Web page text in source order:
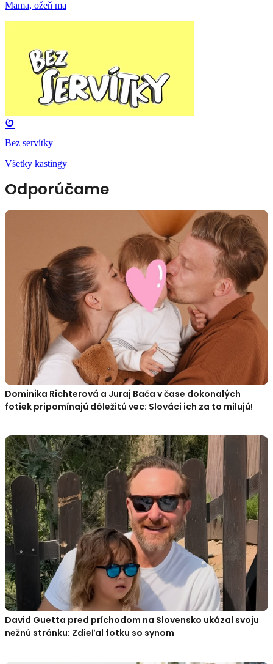
Mama, ožeň ma
Bez servítky
Všetky kastingy
Odporúčame
Dominika Richterová a Juraj Bača v čase dokonalých
fotiek pripomínajú dôležitú vec: Slováci ich za to milujú!
David Guetta pred príchodom na Slovensko ukázal svoju
nežnú stránku: Zdieľal fotku so synom